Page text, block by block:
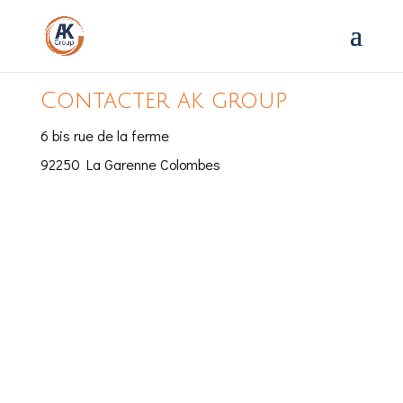
Contacter ak group
6 bis rue de la ferme
92250 La Garenne Colombes